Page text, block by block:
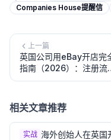
Companies House提醒信
上一篇
英国公司用eBay开店完
指南（2026）：注册流
程、VAT要求与费用结构
相关文章推荐
实战 海外创始人在英国